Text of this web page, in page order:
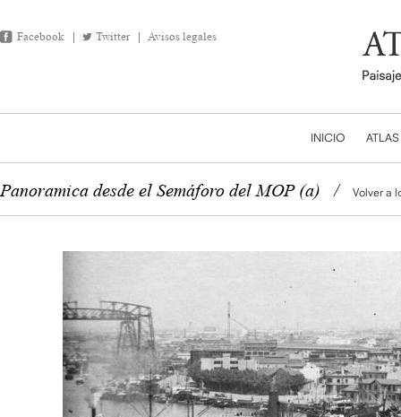
Facebook Twitter Avisos legales
INICIO ATLAS
Panoramica desde el Semáforo del MOP (a) / Volver a